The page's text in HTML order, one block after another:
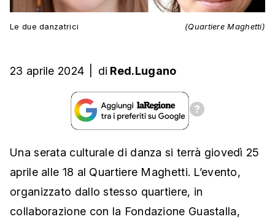
Le due danzatrici (Quartiere Maghetti)
23 aprile 2024 di Red.Lugano
Una serata culturale di danza si terrà giovedì 25
aprile alle 18 al Quartiere Maghetti. L’evento,
organizzato dallo stesso quartiere, in
collaborazione con la Fondazione Guastalla,